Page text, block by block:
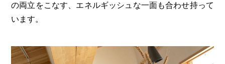
の両立をこなす、エネルギッシュな一面も合わせ持って
います。